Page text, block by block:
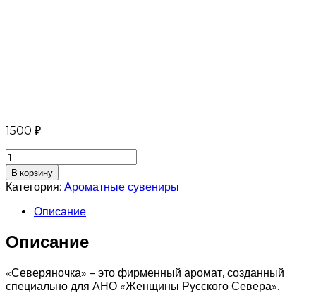
1500 ₽
Количество
товара
Ароматный
сувенир
«Северяночка»
В корзину
Категория: Ароматные сувениры
Описание
Описание
«Северяночка» – это фирменный аромат, созданный
специально для АНО «Женщины Русского Севера».